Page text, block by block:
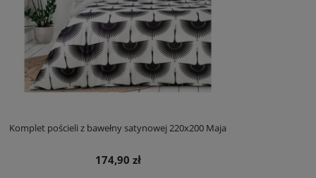
Komplet pościeli z bawełny satynowej 220x200 Maja
174,90 zł